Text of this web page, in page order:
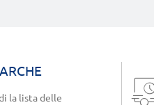
la lista delle